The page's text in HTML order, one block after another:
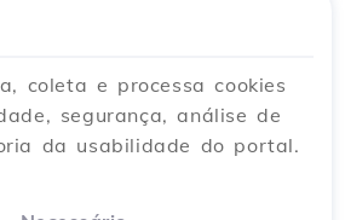
06/2018
de domínio
coleta e processa cookies
segurança, análise de
da usabilidade do portal.